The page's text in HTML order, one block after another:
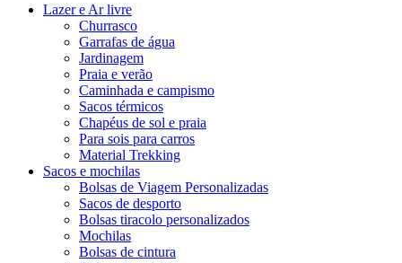
Lazer e Ar livre
Churrasco
Garrafas de água
Jardinagem
Praia e verão
Caminhada e campismo
Sacos térmicos
Chapéus de sol e praia
Para sois para carros
Material Trekking
Sacos e mochilas
Bolsas de Viagem Personalizadas
Sacos de desporto
Bolsas tiracolo personalizados
Mochilas
Bolsas de cintura